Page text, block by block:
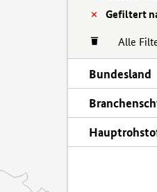
Gefiltert
Alle
Bundesland